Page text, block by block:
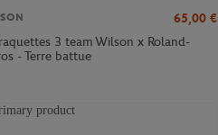
65,00 €
3 team Wilson x Roland-
- Terre battue